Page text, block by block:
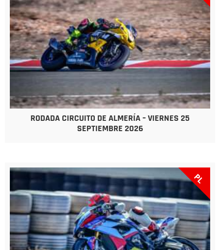
RODADA CIRCUITO DE ALMERÍA – VIERNES 25
SEPTIEMBRE 2026
PL